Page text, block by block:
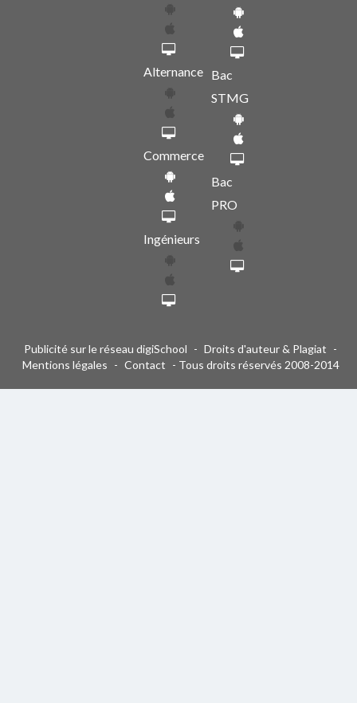
Alternance
Commerce
Ingénieurs
Bac
STMG
Bac
PRO
Publicité sur le réseau digiSchool - Droits d'auteur & Plagiat -
Mentions légales - Contact - Tous droits réservés 2008-2014